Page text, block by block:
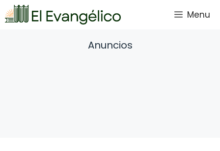
Saltar
al
Menu
Anuncios